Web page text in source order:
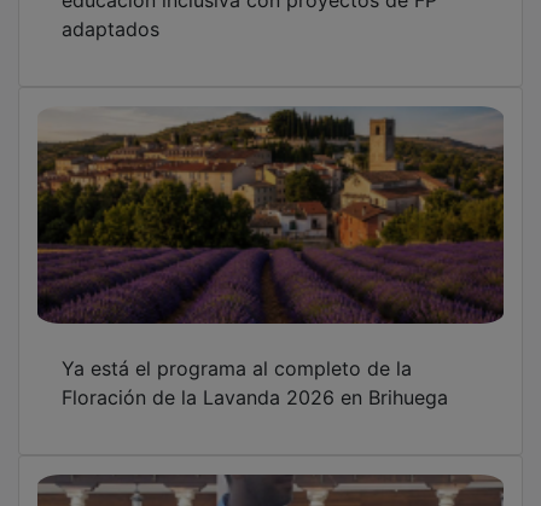
Nueva convocatoria de ayudas para arreglar
jardines privados en la ciudad